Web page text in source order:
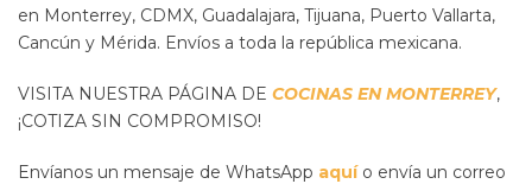
en Monterrey, CDMX, Guadalajara, Tijuana, Puerto Vallarta,
Cancún y Mérida. Envíos a toda la república mexicana.
VISITA NUESTRA PÁGINA DE COCINAS EN MONTERREY,
¡COTIZA SIN COMPROMISO!
Envíanos un mensaje de WhatsApp aquío envía un correo